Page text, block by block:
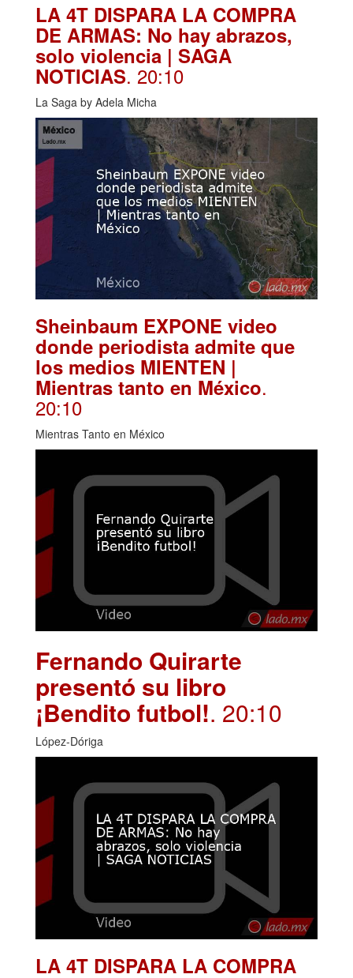
LA 4T DISPARA LA COMPRA
DE ARMAS: No hay abrazos,
solo violencia | SAGA
NOTICIAS. 20:10
La Saga by Adela Micha
Sheinbaum EXPONE video
donde periodista admite que
los medios MIENTEN |
Mientras tanto en México.
20:10
Mientras Tanto en México
Fernando Quirarte
presentó su libro
¡Bendito futbol!. 20:10
López-Dóriga
LA 4T DISPARA LA COMPRA